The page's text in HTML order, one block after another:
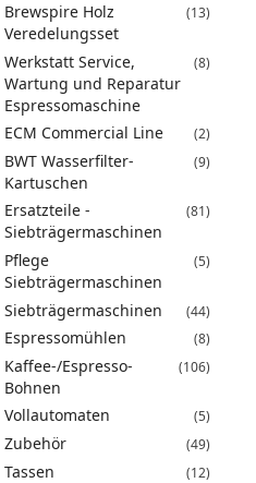
Brewspire Holz
Veredelungsset
(13)
Werkstatt Service,
Wartung und Reparatur
Espressomaschine
(8)
ECM Commercial Line (2)
BWT Wasserfilter-
Kartuschen
(9)
Ersatzteile -
Siebträgermaschinen
(81)
Pflege
Siebträgermaschinen
(5)
Siebträgermaschinen (44)
Espressomühlen (8)
Kaffee-/Espresso-
Bohnen
(106)
Vollautomaten (5)
Zubehör (49)
Tassen (12)